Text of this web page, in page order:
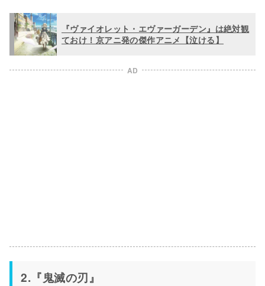
『ヴァイオレット・エヴァーガーデン』は絶対観
ておけ！京アニ発の傑作アニメ【泣ける】
AD
2.『鬼滅の刃』